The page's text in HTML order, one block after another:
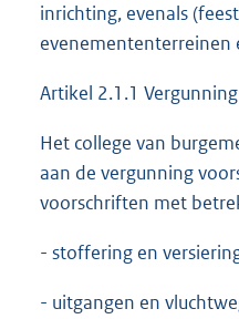
inrichting, evenals
evenemententerreinen
Artikel 2.1.1
Het college van
aan de vergunning
voorschriften met
- stoffering en
- uitgangen en